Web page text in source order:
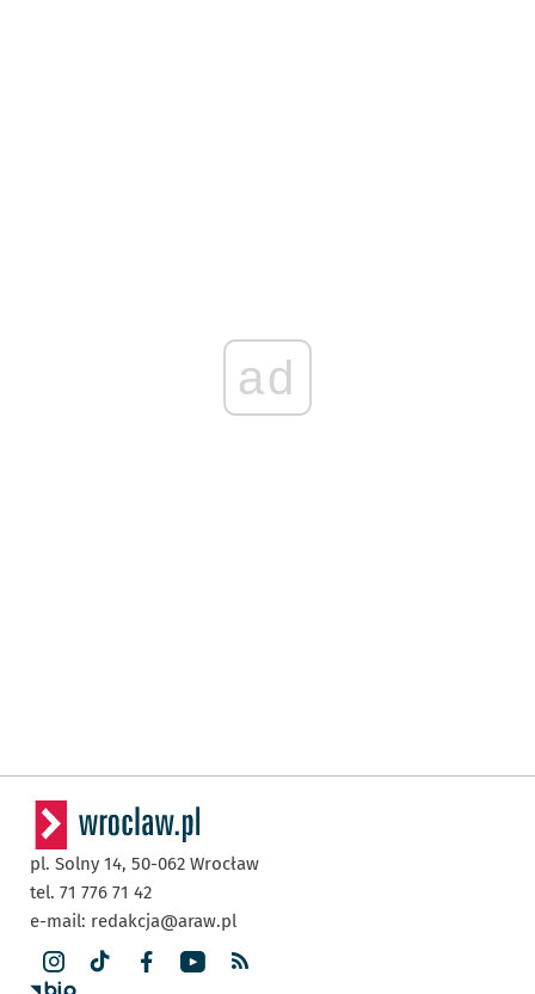
ad
pl. Solny 14, 50-062 Wrocław
tel. 71 776 71 42
e-mail: redakcja@araw.pl